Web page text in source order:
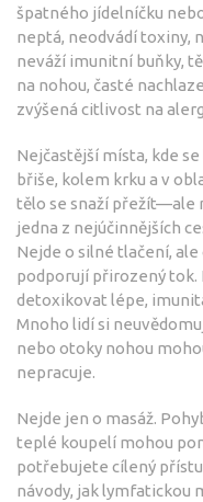
špatného jídelníčku
neptá, neodvádí toxiny,
neváží imunitní buňky,
na nohou, časté
zvýšená citlivost na
Nejčastější místa, kde
břiše, kolem krku a v
tělo se snaží přežít—ale
jedna z nejúčinnějších
Nejde o silné tlačení,
podporují přirozený tok.
detoxikovat lépe,
Mnoho lidí si
nebo otoky nohou
nepracuje.
Nejde jen o masáž.
teplé koupelí mohou
potřebujete cílený
návody, jak lymfatickou